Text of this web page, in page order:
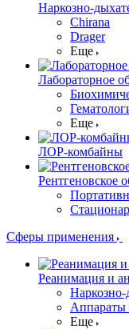
Наркозно-
Chirana
Drager
Еще
Лабораторное
Еще
ЛОР-комбайны
Рентгеновское
Сферы применения
Реанимация и
Еще